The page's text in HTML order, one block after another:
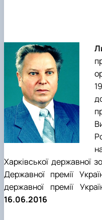
Харківської державної
Державної премії
державної премії
16.06.2016